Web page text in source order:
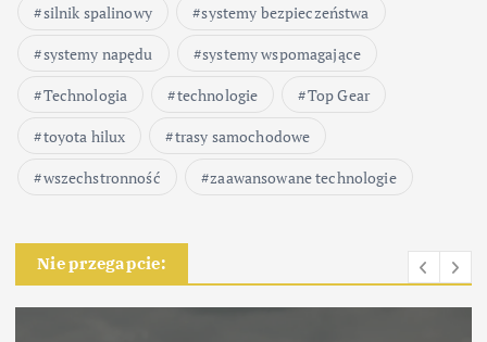
silnik spalinowy
systemy bezpieczeństwa
systemy napędu
systemy wspomagające
Technologia
technologie
Top Gear
toyota hilux
trasy samochodowe
wszechstronność
zaawansowane technologie
Nie przegapcie: